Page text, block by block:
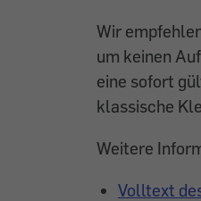
Wir
um keinen
eine sofort
klassische
Weitere
Volltext